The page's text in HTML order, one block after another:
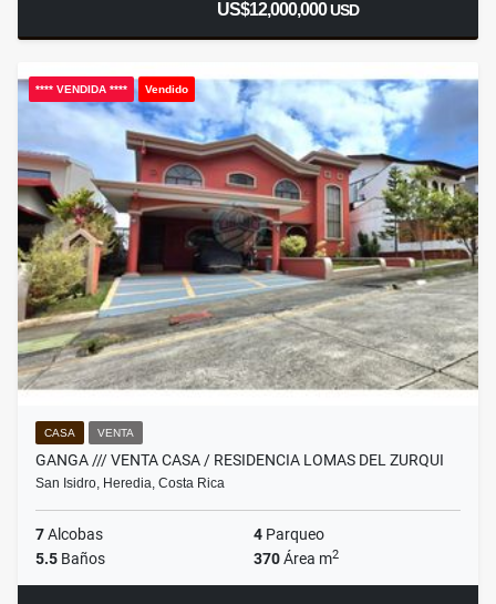
US$12,000,000USD
**** VENDIDA **** Vendido
CASA VENTA
GANGA /// VENTA CASA / RESIDENCIA LOMAS DEL ZURQUI
San Isidro, Heredia, Costa Rica
7Alcobas 4 Parqueo
5.5 Baños 370Área m2